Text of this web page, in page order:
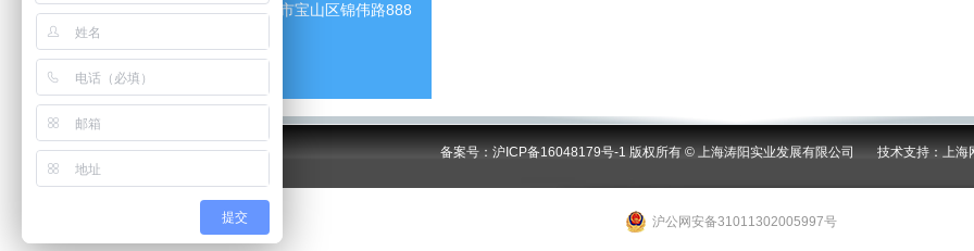
地址：上海市宝山区锦伟路888
备案号：沪ICP备16048179号-1 版权所有 © 上海涛阳实业发展有限公司 技术支持： 上海
沪公网安备31011302005997号
提交